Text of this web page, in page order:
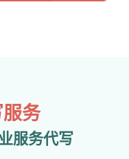
务
服务代写